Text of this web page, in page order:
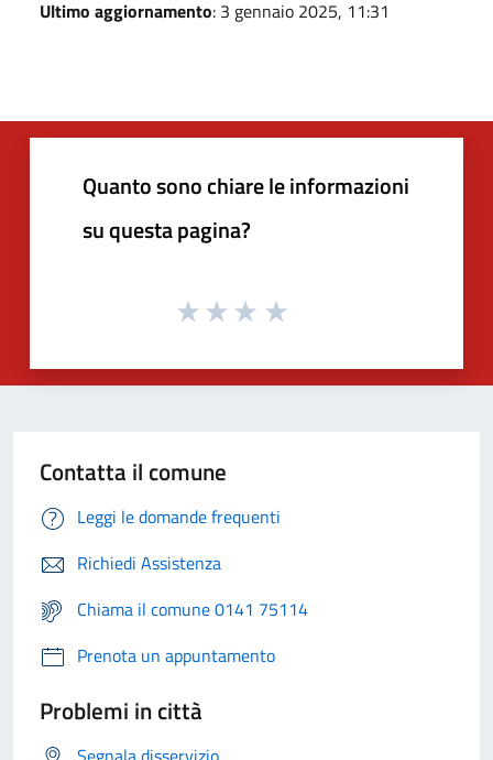
Ultimo aggiornamento: 3 gennaio 2025, 11:31
Quanto sono chiare le informazioni
su questa pagina?
Contatta il comune
Leggi le domande frequenti
Richiedi Assistenza
Chiama il comune 0141 75114
Prenota un appuntamento
Problemi in città